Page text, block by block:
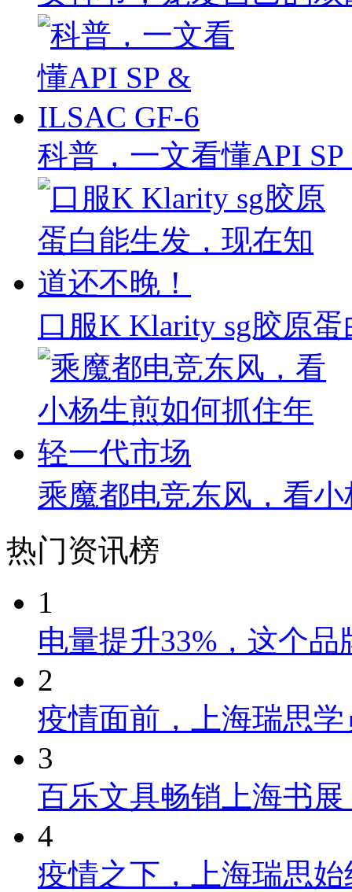
科普，一文看懂API
口服K Klarity sg胶原
乘魔都电竞东风，看
热门资讯榜
1
电量提升33%，这个
2
疫情面前，上海瑞思
3
百乐文具畅销上海书
4
疫情之下，上海瑞思